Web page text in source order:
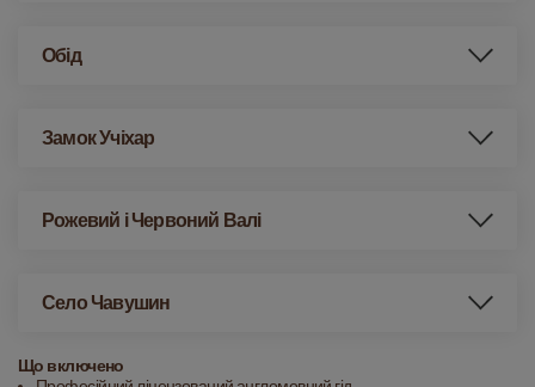
Обід
Замок Учіхар
Рожевий і Червоний Валі
Село Чавушин
Що включено